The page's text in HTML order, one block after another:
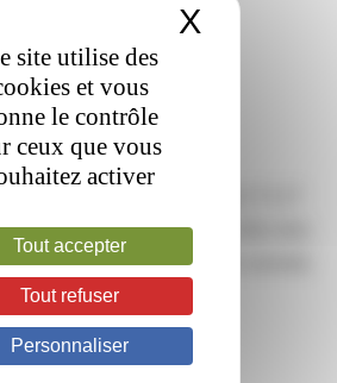
can follow any responses to this entry
Both comments and pings are currently
site utilise des
et vous
le contrôle
ceux que vous
activer
Tout accepter
Tout refuser
Personnaliser
X